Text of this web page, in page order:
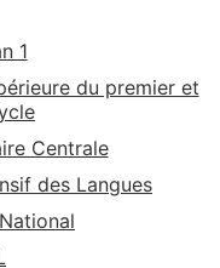
1
du premier et
Centrale
des Langues